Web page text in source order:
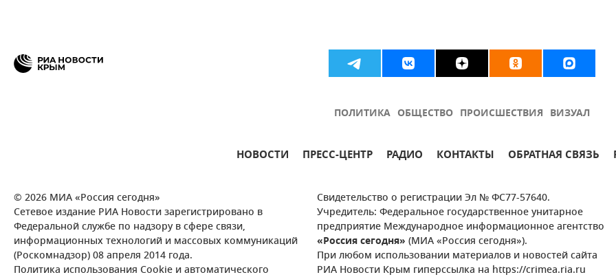
ПОЛИТИКА ОБЩЕСТВО ПРОИСШЕСТВИЯ ВИЗУАЛ
НОВОСТИ ПРЕСС-ЦЕНТР РАДИО КОНТАКТЫ ОБРАТНАЯ СВЯЗЬ
© 2026 МИА «Россия сегодня»
Сетевое издание РИА Новости зарегистрировано в
Федеральной службе по надзору в сфере связи,
информационных технологий и массовых коммуникаций
(Роскомнадзор) 08 апреля 2014 года.
Политика использования Cookie и автоматического
Свидетельство о регистрации Эл № ФС77-57640.
Учредитель: Федеральное государственное унитарное
предприятие Международное информационное агентство
«Россия сегодня» (МИА «Россия сегодня»).
При любом использовании материалов и новостей сайта
РИА Новости Крым гиперссылка на https://crimea.ria.ru